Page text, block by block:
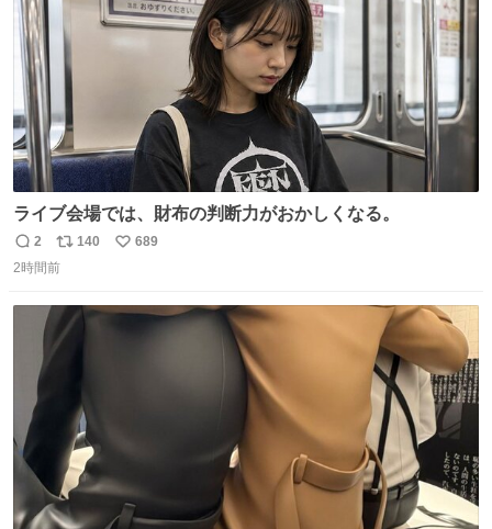
ライブ会場では、財布の判断力がおかしくなる。
返
信
2
リ
ポ
ト
数
140
い
689
2時間前